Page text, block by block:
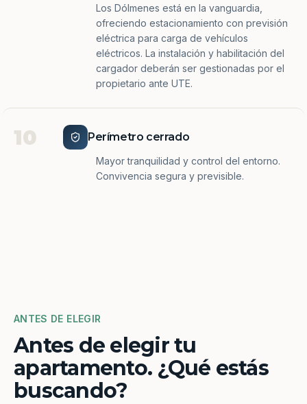
Los Dólmenes está en la vanguardia,
ofreciendo estacionamiento con previsión
eléctrica para carga de vehículos
eléctricos. La instalación y habilitación del
cargador deberán ser gestionadas por el
propietario ante UTE.
10 Perímetro cerrado
Mayor tranquilidad y control del entorno.
Convivencia segura y previsible.
ANTES DE ELEGIR
Antes de elegir tu
apartamento. ¿Qué estás
buscando?